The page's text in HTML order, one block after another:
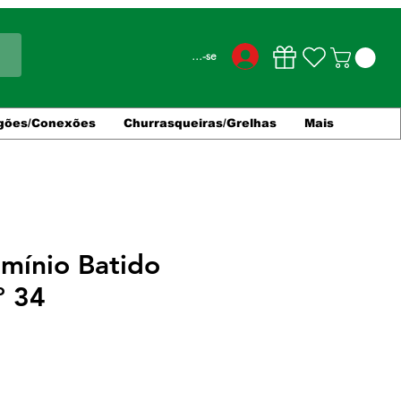
Conecte-se
Conexões Churrasqueiras/Grelhas Mais
Batido
34